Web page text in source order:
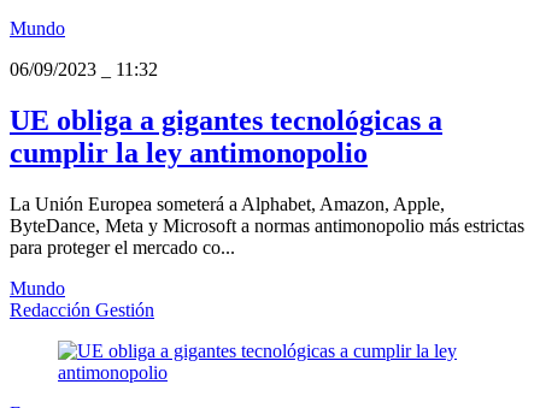
Mundo
06/09/2023
11:32
UE obliga a gigantes tecnológicas a
cumplir la ley antimonopolio
La Unión Europea someterá a Alphabet, Amazon, Apple,
ByteDance, Meta y Microsoft a normas antimonopolio más estrictas
para proteger el mercado co...
Mundo
Redacción Gestión